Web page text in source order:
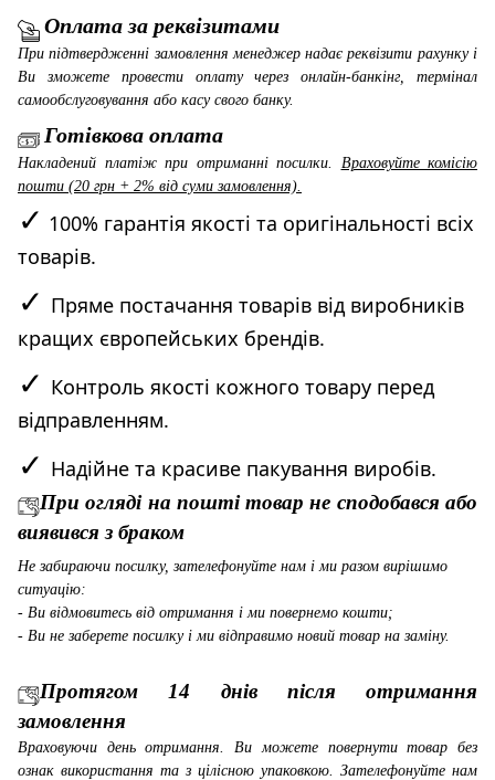
Оплата за реквізитами
При підтвердженні замовлення менеджер надає реквізити рахунку і
Ви зможете провести оплату через онлайн-банкінг, термінал
самообслуговування або касу свого банку.
Готівкова оплата
Накладений платіж при отриманні посилки. Враховуйте комісію
пошти (20 грн + 2% від суми замовлення).
✓ 100% гарантія якості та оригінальності всіх
товарів.
✓ Пряме постачання товарів від виробників
кращих європейських брендів.
✓ Контроль якості кожного товару перед
відправленням.
✓ Надійне та красиве пакування виробів.
При огляді на пошті товар не сподобався або
виявився з браком
Не забираючи посилку, зателефонуйте нам і ми разом вирішимо
ситуацію:
- Ви відмовитесь від отримання і ми повернемо кошти;
- Ви не заберете посилку і ми відправимо новий товар на заміну.
Протягом 14 днів після отримання
замовлення
Враховуючи день отримання. Ви можете повернути товар без
ознак використання та з цілісною упаковкою. Зателефонуйте нам